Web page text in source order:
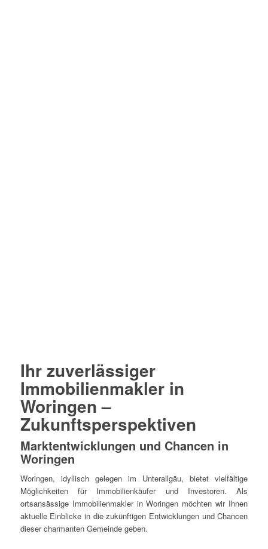
Ihr zuverlässiger
Immobilienmakler in
Woringen –
Zukunftsperspektiven
Marktentwicklungen und Chancen in
Woringen
Woringen, idyllisch gelegen im Unterallgäu, bietet vielfältige
Möglichkeiten für Immobilienkäufer und Investoren. Als
ortsansässige Immobilienmakler in Woringen möchten wir Ihnen
aktuelle Einblicke in die zukünftigen Entwicklungen und Chancen
dieser charmanten Gemeinde geben.